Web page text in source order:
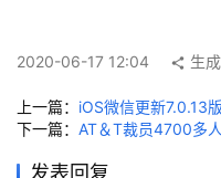
说
新
2020-06-17 12:04 生
上一篇： iOS微信更新7.0.13
下一篇： AT＆T裁员4700多人